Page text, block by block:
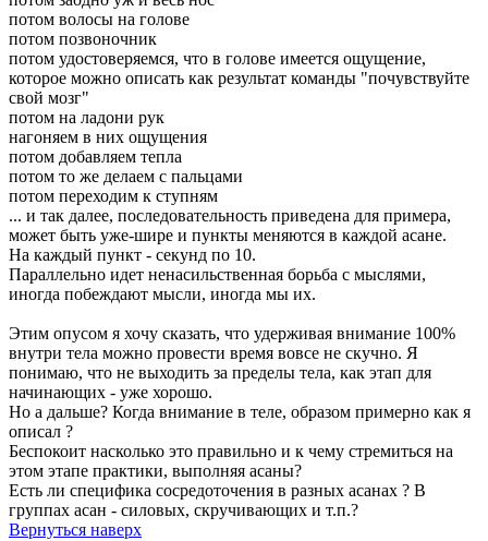
потом волосы на голове
потом позвоночник
потом удостоверяемся, что в голове имеется ощущение,
которое можно описать как результат команды "почувствуйте
свой мозг"
потом на ладони рук
нагоняем в них ощущения
потом добавляем тепла
потом то же делаем с пальцами
потом переходим к ступням
... и так далее, последовательность приведена для примера,
может быть уже-шире и пункты меняются в каждой асане.
На каждый пункт - секунд по 10.
Параллельно идет ненасильственная борьба с мыслями,
иногда побеждают мысли, иногда мы их.
Этим опусом я хочу сказать, что удерживая внимание 100%
внутри тела можно провести время вовсе не скучно. Я
понимаю, что не выходить за пределы тела, как этап для
начинающих - уже хорошо.
Но а дальше? Когда внимание в теле, образом примерно как я
описал ?
Беспокоит насколько это правильно и к чему стремиться на
этом этапе практики, выполняя асаны?
Есть ли специфика сосредоточения в разных асанах ? В
группах асан - силовых, скручивающих и т.п.?
Вернуться наверх